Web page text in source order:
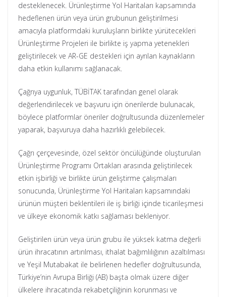
desteklenecek. Ürünleştirme Yol Haritaları kapsamında
hedeflenen ürün veya ürün grubunun geliştirilmesi
amacıyla platformdaki kuruluşların birlikte yürütecekleri
Ürünleştirme Projeleri ile birlikte iş yapma yetenekleri
geliştirilecek ve AR-GE destekleri için ayrılan kaynakların
daha etkin kullanımı sağlanacak.
Çağrıya uygunluk, TÜBİTAK tarafından genel olarak
değerlendirilecek ve başvuru için önerilerde bulunacak,
böylece platformlar öneriler doğrultusunda düzenlemeler
yaparak, başvuruya daha hazırlıklı gelebilecek.
Çağrı çerçevesinde, özel sektör öncülüğünde oluşturulan
Ürünleştirme Programı Ortakları arasında geliştirilecek
etkin işbirliği ve birlikte ürün geliştirme çalışmaları
sonucunda, Ürünleştirme Yol Haritaları kapsamındaki
ürünün müşteri beklentileri ile iş birliği içinde ticarileşmesi
ve ülkeye ekonomik katkı sağlaması bekleniyor.
Geliştirilen ürün veya ürün grubu ile yüksek katma değerli
ürün ihracatının artırılması, ithalat bağımlılığının azaltılması
ve Yeşil Mutabakat ile belirlenen hedefler doğrultusunda,
Türkiye’nin Avrupa Birliği (AB) başta olmak üzere diğer
ülkelere ihracatında rekabetçiliğinin korunması ve